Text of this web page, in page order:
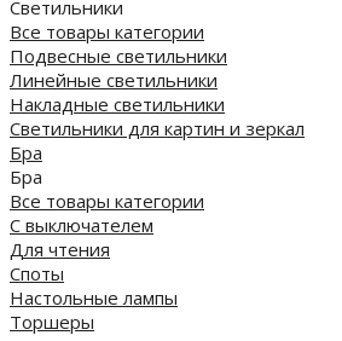
Светильники
Все товары категории
Подвесные светильники
Линейные светильники
Накладные светильники
Светильники для картин и зеркал
Бра
Бра
Все товары категории
С выключателем
Для чтения
Споты
Настольные лампы
Торшеры